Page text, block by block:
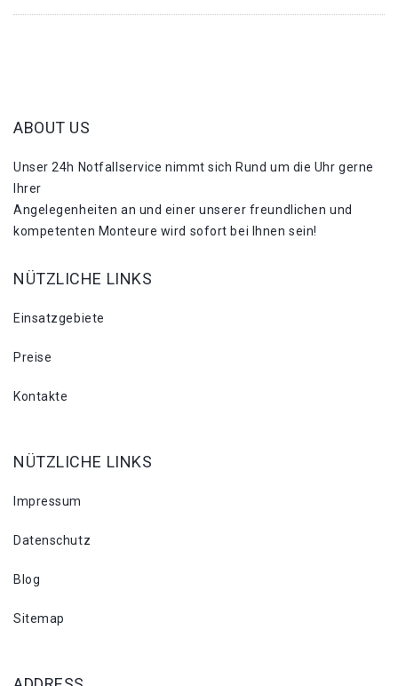
ABOUT US
Unser 24h Notfallservice nimmt sich Rund um die Uhr gerne
Ihrer
Angelegenheiten an und einer unserer freundlichen und
kompetenten Monteure wird sofort bei Ihnen sein!
NÜTZLICHE LINKS
Einsatzgebiete
Preise
Kontakte
NÜTZLICHE LINKS
Impressum
Datenschutz
Blog
Sitemap